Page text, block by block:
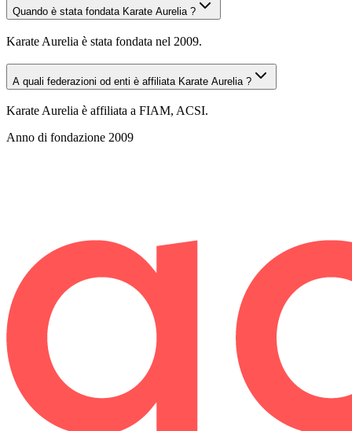
Quando è stata fondata Karate Aurelia ?
Karate Aurelia è stata fondata nel 2009.
A quali federazioni od enti è affiliata Karate Aurelia ?
Karate Aurelia è affiliata a FIAM, ACSI.
Anno di fondazione 2009